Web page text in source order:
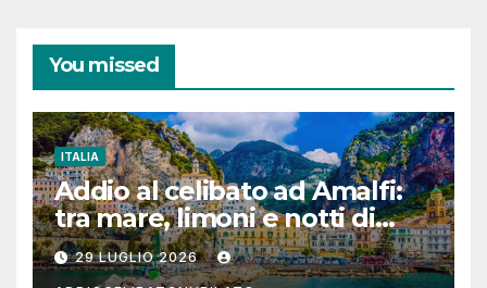
You missed
ITALIA
Addio al celibato ad Amalfi:
tra mare, limoni e notti di
festa in Costiera Amalfitana
29 LUGLIO 2026